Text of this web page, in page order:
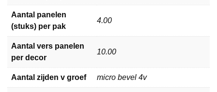
Aantal panelen
(stuks) per pak
4.00
Aantal vers panelen
per decor
10.00
Aantal zijden v groef micro bevel 4v